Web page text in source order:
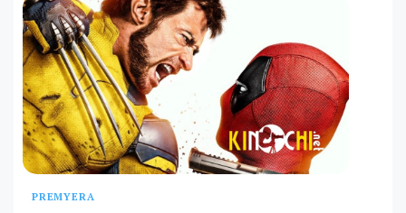
PREMYERA